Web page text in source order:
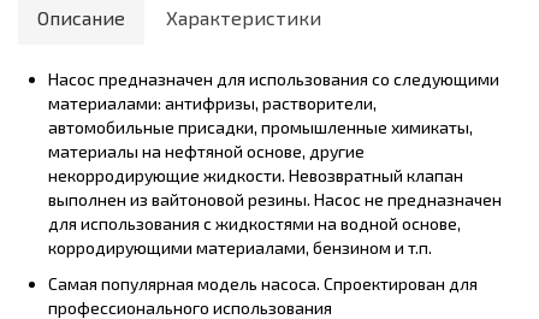
Описание Характеристики
Насос предназначен для использования со следующими
материалами: антифризы, растворители,
автомобильные присадки, промышленные химикаты,
материалы на нефтяной основе, другие
некорродирующие жидкости. Невозвратный клапан
выполнен из вайтоновой резины. Насос не предназначен
для использования с жидкостями на водной основе,
корродирующими материалами, бензином и т.п.
Самая популярная модель насоса. Спроектирован для
профессионального использования